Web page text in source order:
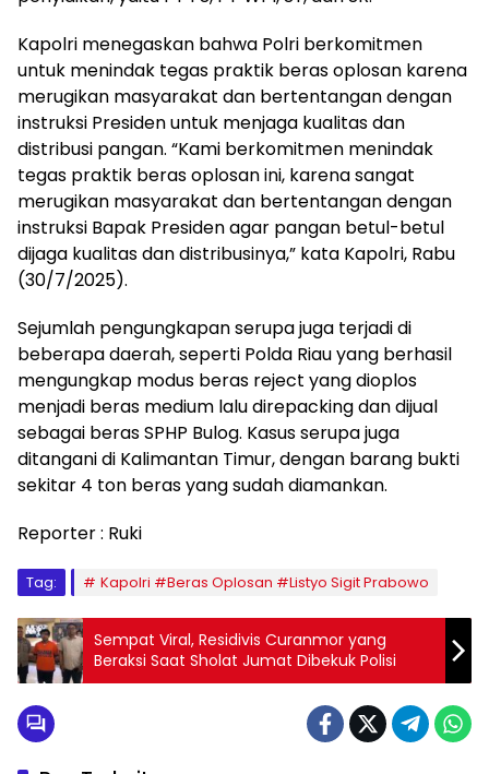
Kapolri menegaskan bahwa Polri berkomitmen
untuk menindak tegas praktik beras oplosan karena
merugikan masyarakat dan bertentangan dengan
instruksi Presiden untuk menjaga kualitas dan
distribusi pangan. “Kami berkomitmen menindak
tegas praktik beras oplosan ini, karena sangat
merugikan masyarakat dan bertentangan dengan
instruksi Bapak Presiden agar pangan betul-betul
dijaga kualitas dan distribusinya,” kata Kapolri, Rabu
(30/7/2025).
Sejumlah pengungkapan serupa juga terjadi di
beberapa daerah, seperti Polda Riau yang berhasil
mengungkap modus beras reject yang dioplos
menjadi beras medium lalu direpacking dan dijual
sebagai beras SPHP Bulog. Kasus serupa juga
ditangani di Kalimantan Timur, dengan barang bukti
sekitar 4 ton beras yang sudah diamankan.
Reporter : Ruki
Tag: Kapolri #Beras Oplosan #Listyo Sigit Prabowo
Sempat Viral, Residivis Curanmor yang
Beraksi Saat Sholat Jumat Dibekuk Polisi